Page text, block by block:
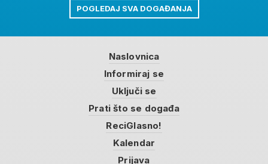
POGLEDAJ SVA DOGAĐANJA
Naslovnica
Informiraj se
Uključi se
Prati što se događa
ReciGlasno!
Kalendar
Prijava